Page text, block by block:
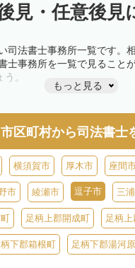
見・任意後見
法書士事務所一覧です。
士事務所を一覧で見ること
。
もっと見る
市区町村から司法書士
横須賀市 厚木市 座間
市 綾瀬市 逗子市 三
足柄上郡開成町 足柄
下郡箱根町 足柄下郡湯河